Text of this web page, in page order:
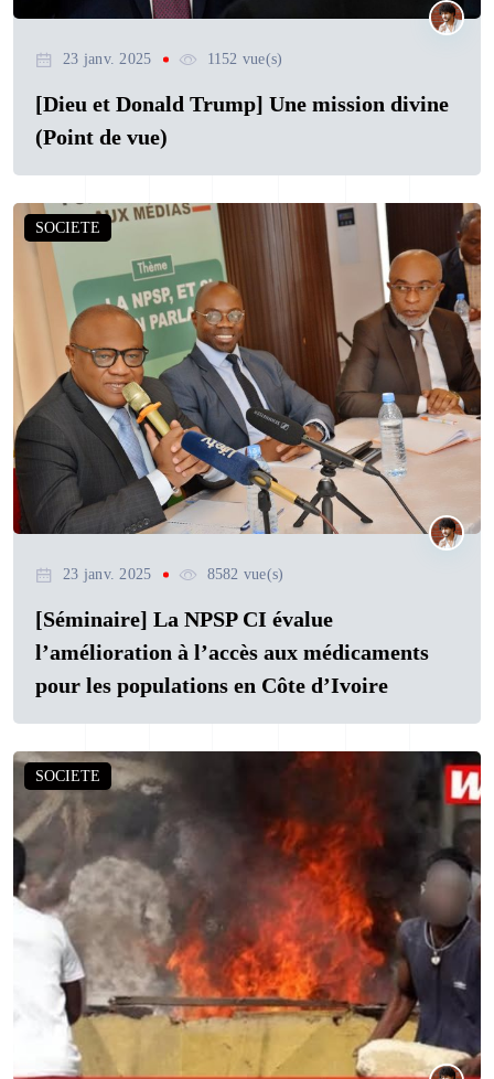
23 janv. 2025 1152 vue(s)
[Dieu et Donald Trump] Une mission divine
(Point de vue)
SOCIETE
23 janv. 2025 8582 vue(s)
[Séminaire] La NPSP CI évalue
l’amélioration à l’accès aux médicaments
pour les populations en Côte d’Ivoire
SOCIETE